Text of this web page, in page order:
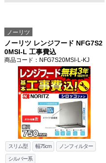
ノーリツ
ノーリツ レンジフード NFG7S2
0MSI-L 工事費込
商品コード ：NFG7S20MSI-L-KJ
スリム型 幅75cm ノンフィルター
シルバー系